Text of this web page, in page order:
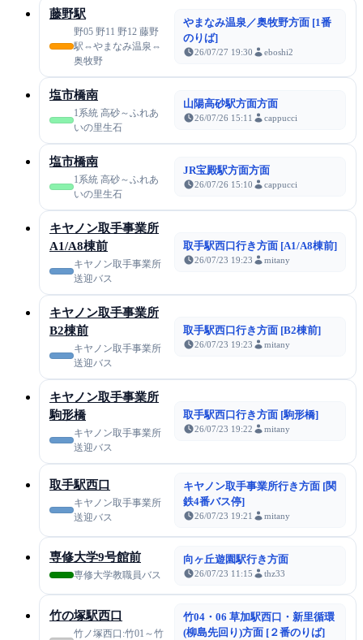
藤野駅
野05 野11 野12 藤野
駅⇔やまなみ温泉⇔
奥牧野
やまなみ温泉／奥牧野方面 [1番
のりば]
26/07/27 19:30 eboshi2
塩市橋南
1系統 高砂～ふれあ
いの里生石
山陽高砂駅方面方面
26/07/26 15:11 cappucci
塩市橋南
1系統 高砂～ふれあ
いの里生石
JR宝殿駅方面方面
26/07/26 15:10 cappucci
キヤノン取手事業所
A1/A8棟前
キヤノン取手事業所
送迎バス
取手駅西口行き方面 [A1/A8棟前]
26/07/23 19:23 mitany
キヤノン取手事業所
B2棟前
キヤノン取手事業所
送迎バス
取手駅西口行き方面 [B2棟前]
26/07/23 19:23 mitany
キヤノン取手事業所
駒形橋
キヤノン取手事業所
送迎バス
取手駅西口行き方面 [駒形橋]
26/07/23 19:22 mitany
取手駅西口
キヤノン取手事業所
送迎バス
キヤノン取手事業所行き方面 [関
鉄4番バス停]
26/07/23 19:21 mitany
専修大学9号館前
専修大学教職員バス
向ヶ丘遊園駅行き方面
26/07/23 11:15 thz33
竹の塚駅西口
竹ノ塚西口:竹01～竹
竹04・06 草加駅西口・新里循環
(柳島先回り)方面 [２番のりば]